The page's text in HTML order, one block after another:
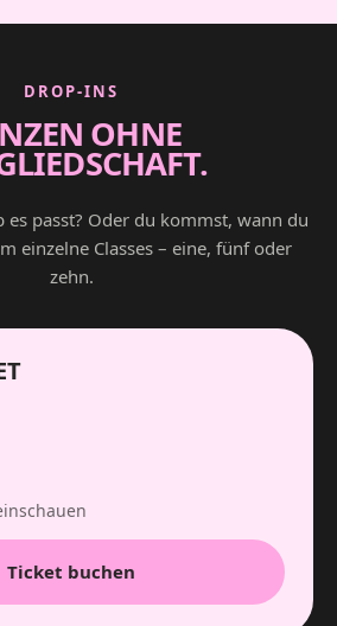
DROP-INS
OHNE
es passt? Oder du kommst, wann du
einzelne Classes – eine, fünf oder
zehn.
Ticket buchen